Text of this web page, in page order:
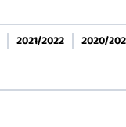
2021/2022
2020/